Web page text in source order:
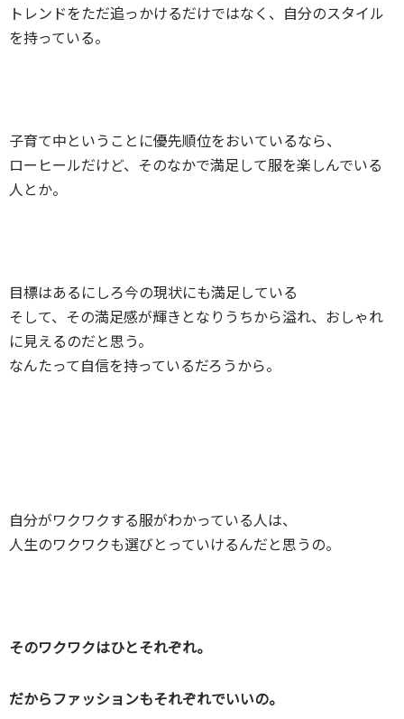
トレンドをただ追っかけるだけではなく、自分のスタイル
を持っている。
子育て中ということに優先順位をおいているなら、
ローヒールだけど、そのなかで満足して服を楽しんでいる
人とか。
目標はあるにしろ今の現状にも満足している
そして、その満足感が輝きとなりうちから溢れ、おしゃれ
に見えるのだと思う。
なんたって自信を持っているだろうから。
自分がワクワクする服がわかっている人は、
人生のワクワクも選びとっていけるんだと思うの。
そのワクワクはひとそれぞれ。
だからファッションもそれぞれでいいの。